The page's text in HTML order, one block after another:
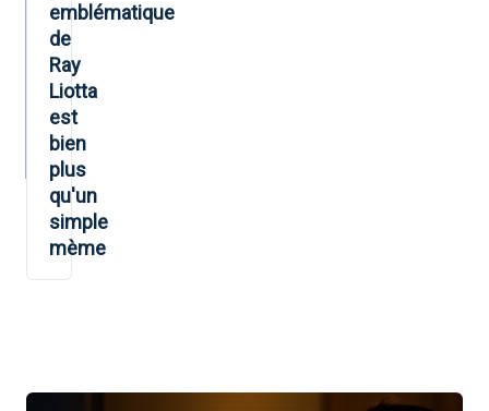
emblématique
de
Ray
Liotta
est
bien
plus
qu'un
simple
mème